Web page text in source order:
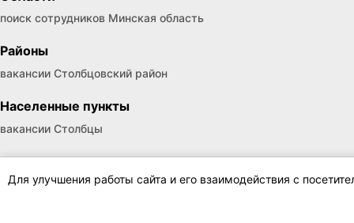
Для улучшения работы сайта и его взаимодействия с